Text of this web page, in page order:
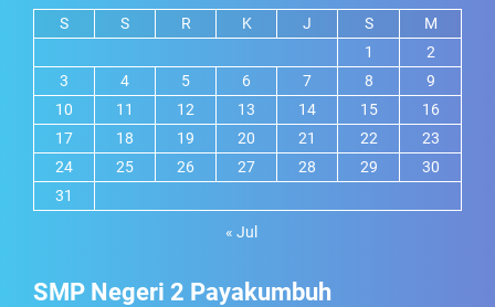
S S R K J S
M
1
2
3
4 5 6 7 8
9
10
11 12 13 14 15
16
17
18 19 20 21 22
23
24
25 26 27 28 29
30
31
« Jul
SMP Negeri 2 Payakumbuh